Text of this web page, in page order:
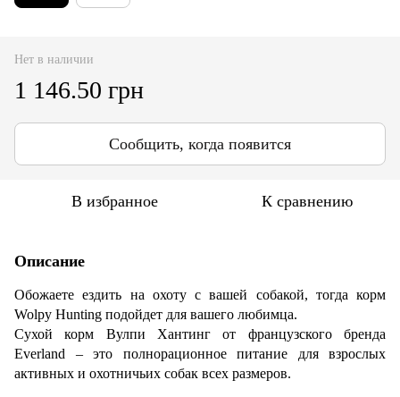
Нет в наличии
1 146.50 грн
Сообщить, когда появится
В избранное К сравнению
Описание
Обожаете ездить на охоту с вашей собакой, тогда корм
Wolpy Hunting подойдет для вашего любимца.
Сухой корм Вулпи Хантинг от французского бренда
Everland – это полнорационное питание для взрослых
активных и охотничьих собак всех размеров.